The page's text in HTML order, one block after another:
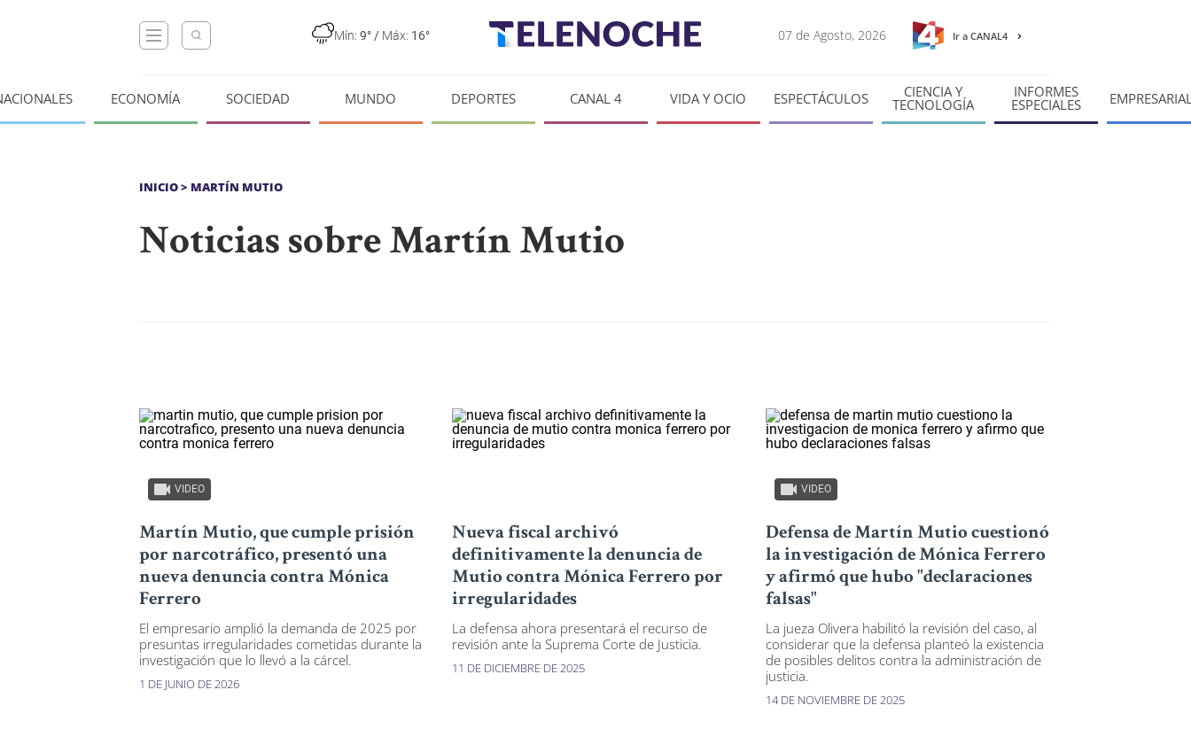
Mín: 9° / Máx: 16° 07 de Agosto, 2026 Ir a CANAL4
ECONOMÍA SOCIEDAD MUNDO DEPORTES CANAL 4 VIDA Y OCIO ESPECTÁCULOS CIENCIA Y
TECNOLOGÍA
INFORMES
ESPECIALES
INICIO> MARTÍN MUTIO
Noticias sobre Martín Mutio
VIDEO
Martín Mutio, que cumple prisión
por narcotráfico, presentó una
nueva denuncia contra Mónica
Ferrero
El empresario amplió la demanda de 2025 por
presuntas irregularidades cometidas durante la
investigación que lo llevó a la cárcel.
1 DE JUNIO DE 2026
Nueva fiscal archivó
definitivamente la denuncia de
Mutio contra Mónica Ferrero por
irregularidades
La defensa ahora presentará el recurso de
revisión ante la Suprema Corte de Justicia.
11 DE DICIEMBRE DE 2025
VIDEO
Defensa de Martín Mutio cuestionó
la investigación de Mónica Ferrero
y afirmó que hubo "declaraciones
falsas"
La jueza Olivera habilitó la revisión del caso, al
considerar que la defensa planteó la existencia
de posibles delitos contra la administración de
justicia.
14 DE NOVIEMBRE DE 2025